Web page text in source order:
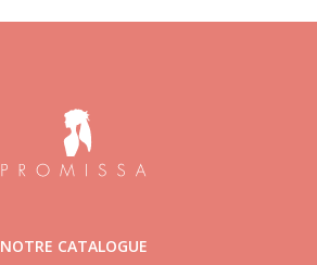
NOTRE CATALOGUE